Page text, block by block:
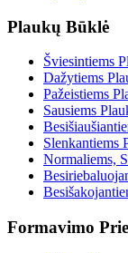
Plaukų Būklė
Šviesintiems
Dažytiems
Pažeistiems
Sausiems
Slenkantiems
Normaliems,
Formavimo